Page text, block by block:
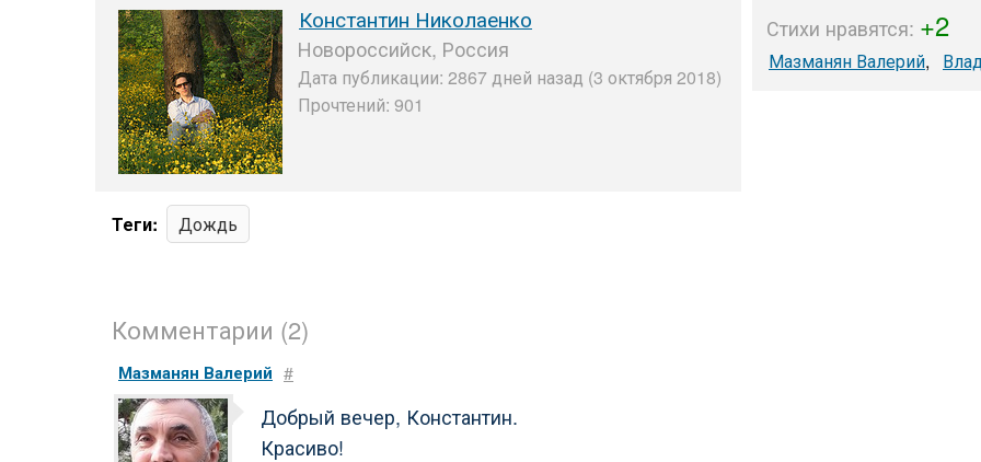
Константин Николаенко
Новороссийск, Россия
Дата публикации: 2867 дней назад (3 октября 2018)
Прочтений: 901
Стихи нравятся: +2
Мазманян Валерий,
Теги: Дождь
Комментарии (2)
Мазманян Валерий #
Добрый вечер, Константин.
Красиво!